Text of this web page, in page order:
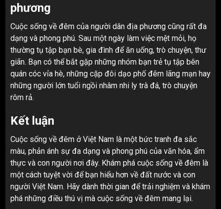
phương
Cuộc sống về đêm của người dân địa phương cũng rất đa
dạng và phong phú. Sau một ngày làm việc mệt mỏi, họ
thường tụ tập bạn bè, gia đình để ăn uống, trò chuyện, thư
giãn. Bạn có thể bắt gặp những nhóm bạn trẻ tụ tập bên
quán cóc vỉa hè, những cặp đôi dạo phố đêm lãng mạn hay
những người lớn tuổi ngồi nhâm nhi ly trà đá, trò chuyện
rôm rả.
Kết luận
Cuộc sống về đêm ở Việt Nam là một bức tranh đa sắc
màu, phản ánh sự đa dạng và phong phú của văn hóa, ẩm
thực và con người nơi đây. Khám phá cuộc sống về đêm là
một cách tuyệt vời để bạn hiểu hơn về đất nước và con
người Việt Nam. Hãy dành thời gian để trải nghiệm và khám
phá những điều thú vị mà cuộc sống về đêm mang lại.